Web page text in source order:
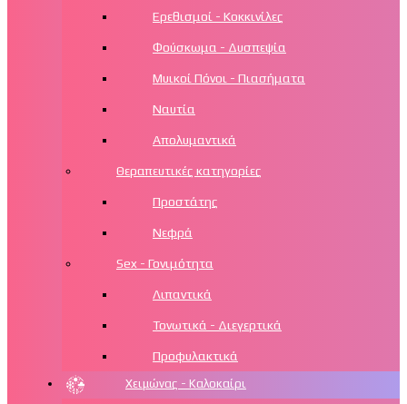
Ερεθισμοί - Κοκκινίλες
Φούσκωμα - Δυσπεψία
Μυικοί Πόνοι - Πιασήματα
Ναυτία
Απολυμαντικά
Θεραπευτικές κατηγορίες
Προστάτης
Νεφρά
Sex - Γονιμότητα
Λιπαντικά
Τονωτικά - Διεγερτικά
Προφυλακτικά
Χειμώνας - Καλοκαίρι